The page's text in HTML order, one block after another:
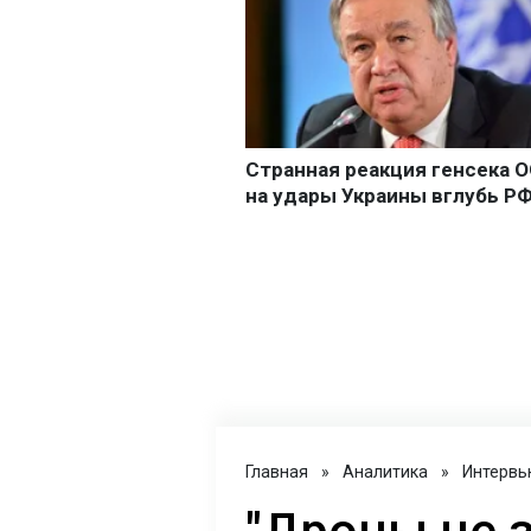
Главная » Аналитика »